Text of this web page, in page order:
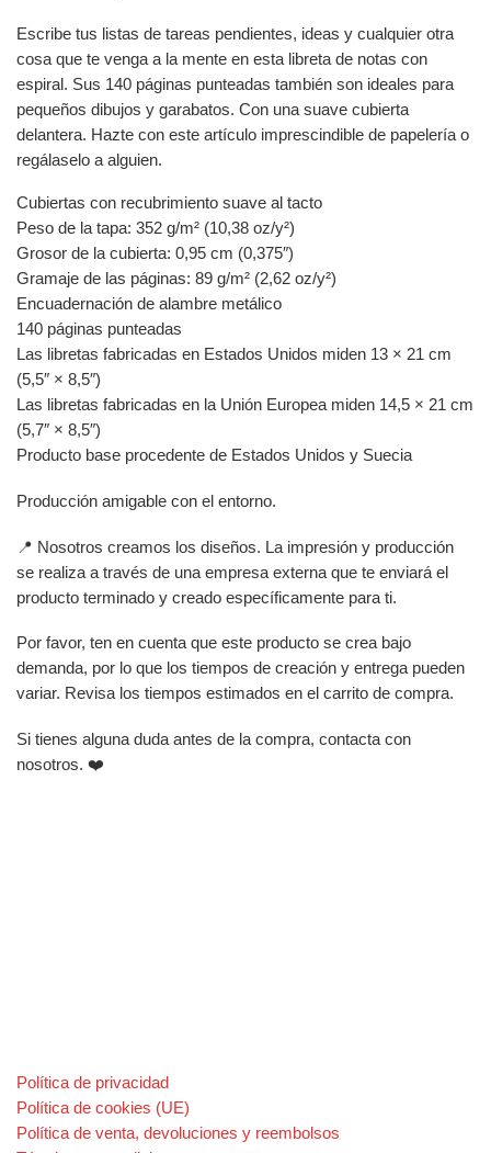
Escribe tus listas de tareas pendientes, ideas y cualquier otra
cosa que te venga a la mente en esta libreta de notas con
espiral. Sus 140 páginas punteadas también son ideales para
pequeños dibujos y garabatos. Con una suave cubierta
delantera. Hazte con este artículo imprescindible de papelería o
regálaselo a alguien.
Cubiertas con recubrimiento suave al tacto
Peso de la tapa: 352 g/m² (10,38 oz/y²)
Grosor de la cubierta: 0,95 cm (0,375″)
Gramaje de las páginas: 89 g/m² (2,62 oz/y²)
Encuadernación de alambre metálico
140 páginas punteadas
Las libretas fabricadas en Estados Unidos miden 13 × 21 cm
(5,5″ × 8,5″)
Las libretas fabricadas en la Unión Europea miden 14,5 × 21 cm
(5,7″ × 8,5″)
Producto base procedente de Estados Unidos y Suecia
Producción amigable con el entorno.
📍 Nosotros creamos los diseños. La impresión y producción
se realiza a través de una empresa externa que te enviará el
producto terminado y creado específicamente para ti.
Por favor, ten en cuenta que este producto se crea bajo
demanda, por lo que los tiempos de creación y entrega pueden
variar. Revisa los tiempos estimados en el carrito de compra.
Si tienes alguna duda antes de la compra, contacta con
nosotros. ❤️
Política de privacidad
Política de cookies (UE)
Política de venta, devoluciones y reembolsos